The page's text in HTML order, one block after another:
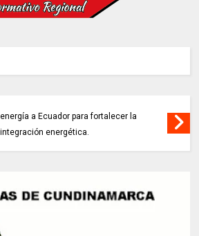
energía a Ecuador para fortalecer la
integración energética.